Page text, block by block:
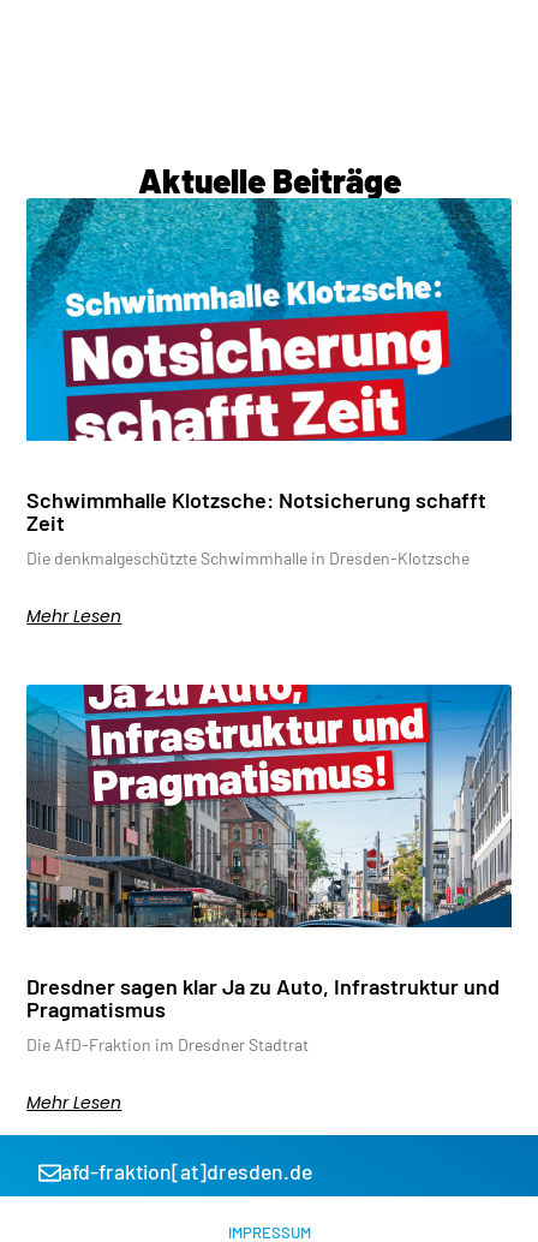
Aktuelle Beiträge
Schwimmhalle Klotzsche: Notsicherung schafft
Zeit
Die denkmalgeschützte Schwimmhalle in Dresden-Klotzsche
Mehr Lesen
Dresdner sagen klar Ja zu Auto, Infrastruktur und
Pragmatismus
Die AfD-Fraktion im Dresdner Stadtrat
Mehr Lesen
IMPRESSUM
afd-fraktion[at]dresden.de